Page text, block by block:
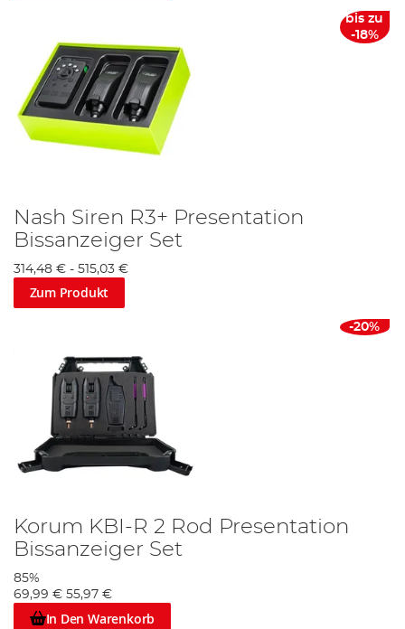
bis zu
-18%
Nash Siren R3+ Presentation
Bissanzeiger Set
314,48 € - 515,03 €
Zum Produkt
-20%
Korum KBI-R 2 Rod Presentation
Bissanzeiger Set
85%
69,99 € 55,97 €
In Den Warenkorb